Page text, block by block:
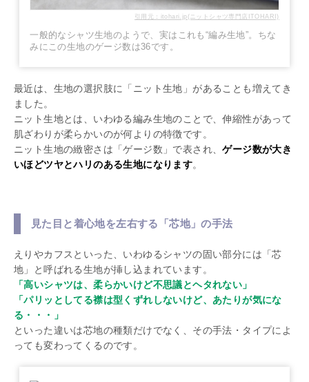
引用元：itohari.jp(ニットシャツ専門店ITOHARI)
一般的なシャツ生地のようで、実はこれも“編み生地”。ちな
みにこの生地のゲージ数は36です。
最近は、生地の選択肢に「ニット生地」があることも増えてき
ました。
ニット生地とは、いわゆる編み生地のことで、伸縮性があって
肌ざわりが柔らかいのが何よりの特徴です。
ニット生地の緻密さは「ゲージ数」で表され、ゲージ数が大き
いほどツヤとハリのある生地になります。
見た目と着心地を左右する「芯地」の手法
えりやカフスといった、いわゆるシャツの固い部分には「芯
地」と呼ばれる生地が挿し込まれています。
「高いシャツは、柔らかいけど不思議とヘタれない」
「パリッとしてる襟は型くずれしないけど、あたりが気にな
る・・・」
といった違いは芯地の種類だけでなく、その手法・タイプによ
っても変わってくるのです。